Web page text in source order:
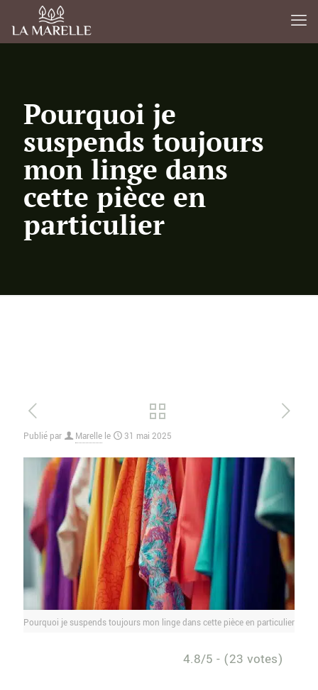
Pourquoi je
suspends toujours
mon linge dans
cette pièce en
particulier
Publié par Marelle le 31 mai 2025
Pourquoi je suspends toujours mon linge dans cette pièce en particulier
4.8/5 - (23 votes)